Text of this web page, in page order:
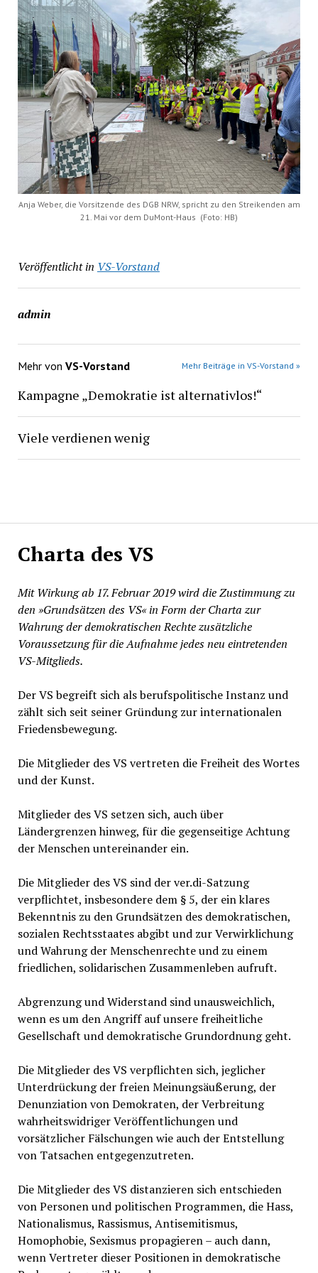
Charta des VS
Mit Wirkung ab 17. Februar 2019 wird die Zustimmung zu
den »Grundsätzen des VS« in Form der Charta zur
Wahrung der demokratischen Rechte zusätzliche
Voraussetzung für die Aufnahme jedes neu eintretenden
VS-Mitglieds.
Der VS begreift sich als berufspolitische Instanz und
zählt sich seit seiner Gründung zur internationalen
Friedensbewegung.
Die Mitglieder des VS vertreten die Freiheit des Wortes
und der Kunst.
Mitglieder des VS setzen sich, auch über
Ländergrenzen hinweg, für die gegenseitige Achtung
der Menschen untereinander ein.
Die Mitglieder des VS sind der ver.di-Satzung
verpflichtet, insbesondere dem § 5, der ein klares
Bekenntnis zu den Grundsätzen des demokratischen,
sozialen Rechtsstaates abgibt und zur Verwirklichung
und Wahrung der Menschenrechte und zu einem
friedlichen, solidarischen Zusammenleben aufruft.
Abgrenzung und Widerstand sind unausweichlich,
wenn es um den Angriff auf unsere freiheitliche
Gesellschaft und demokratische Grundordnung geht.
Die Mitglieder des VS verpflichten sich, jeglicher
Unterdrückung der freien Meinungsäußerung, der
Denunziation von Demokraten, der Verbreitung
wahrheitswidriger Veröffentlichungen und
vorsätzlicher Fälschungen wie auch der Entstellung
von Tatsachen entgegenzutreten.
Die Mitglieder des VS distanzieren sich entschieden
von Personen und politischen Programmen, die Hass,
Nationalismus, Rassismus, Antisemitismus,
Homophobie, Sexismus propagieren – auch dann,
wenn Vertreter dieser Positionen in demokratische
Anja Weber, die Vorsitzende des DGB NRW, spricht zu den Streikenden am
21. Mai vor dem DuMont-Haus (Foto: HB)
Veröffentlicht in VS-Vorstand
admin
Mehr von VS-Vorstand Mehr Beiträge in VS-Vorstand »
Kampagne „Demokratie ist alternativlos!“
Viele verdienen wenig